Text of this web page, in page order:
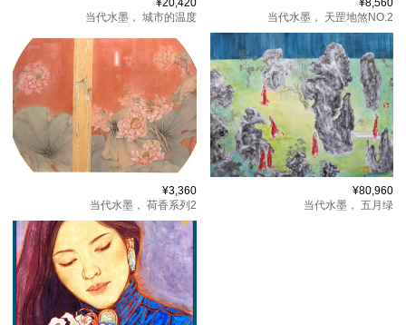
¥20,420
当代水墨， 城市的温度
¥8,560
当代水墨，
天罡地煞NO.2
¥3,360
当代水墨， 荷香系列2
¥80,960
当代水墨， 五月绿